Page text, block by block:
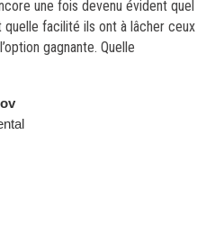
une fois devenu évident quel
facilité ils ont à lâcher ceux
gagnante. Quelle